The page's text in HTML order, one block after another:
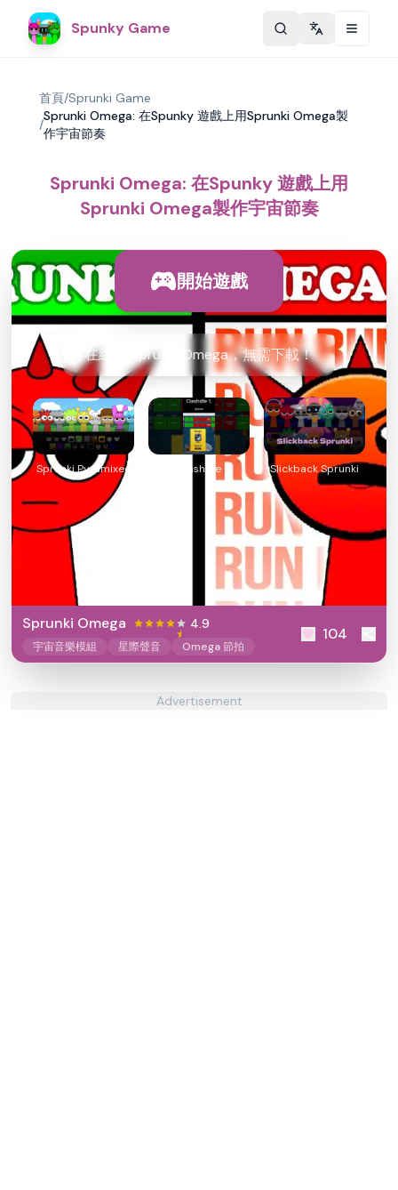
Spunky Game Change
首頁/Sprunki Game
/
Sprunki Omega: 在Spunky 遊戲上用Sprunki Omega製
作宇宙節奏
Sprunki Omega: 在Spunky 遊戲上用
Sprunki Omega製作宇宙節奏
開始遊戲
在線玩 Sprunki Omega，無需下載！
Sprunki Pyramixed Clashdle Slickback Sprunki
Sprunki Omega 4.9
宇宙音樂模組 星際聲音 Omega 節拍
104
Advertisement